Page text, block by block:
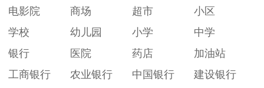
电影院
商场 超市
小区
学校
幼儿园 小学
中学
银行
医院 药店
加油站
工商银行
农业银行 中国银行
建设银行